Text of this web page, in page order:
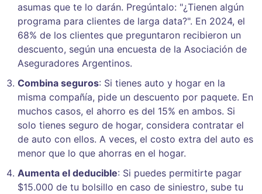
asumas que te lo darán. Pregúntalo: "¿Tienen algún
programa para clientes de larga data?". En 2024, el
68% de los clientes que preguntaron recibieron un
descuento, según una encuesta de la Asociación de
Aseguradores Argentinos.
Combina seguros: Si tienes auto y hogar en la
misma compañía, pide un descuento por paquete. En
muchos casos, el ahorro es del 15% en ambos. Si
solo tienes seguro de hogar, considera contratar el
de auto con ellos. A veces, el costo extra del auto es
menor que lo que ahorras en el hogar.
Aumenta el deducible: Si puedes permitirte pagar
$15.000 de tu bolsillo en caso de siniestro, sube tu